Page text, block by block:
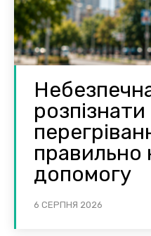
розпізнати
правильно
допомогу
6 СЕРПНЯ 2026